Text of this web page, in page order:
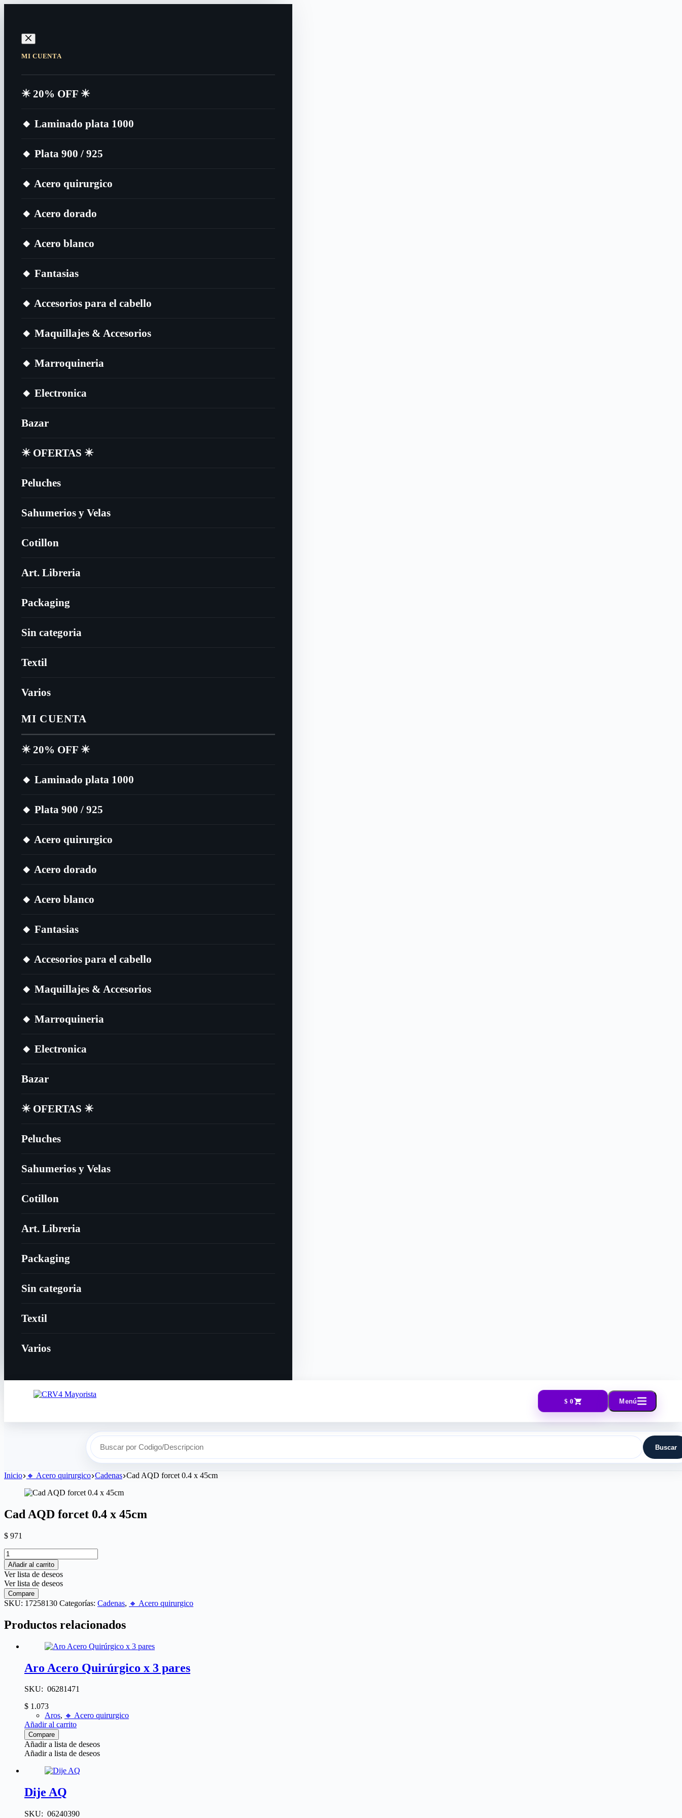
MI CUENTA
✴️​ 20% OFF ✴️​
🔸​ Laminado plata 1000
🔸​ Plata 900 / 925
🔸​ Acero quirurgico
🔸​ Acero dorado
🔸​ Acero blanco
🔸​ Fantasias
🔸​ Accesorios para el cabello
🔸​ Maquillajes & Accesorios
🔸​ Marroquineria
🔸​ Electronica
Bazar
✴️​ OFERTAS ✴️​
Peluches
Sahumerios y Velas
Cotillon
Art. Libreria
Packaging
Sin categoria
Textil
Varios
MI CUENTA
✴️​ 20% OFF ✴️​
🔸​ Laminado plata 1000
🔸​ Plata 900 / 925
🔸​ Acero quirurgico
🔸​ Acero dorado
🔸​ Acero blanco
🔸​ Fantasias
🔸​ Accesorios para el cabello
🔸​ Maquillajes & Accesorios
🔸​ Marroquineria
🔸​ Electronica
Bazar
✴️​ OFERTAS ✴️​
Peluches
Sahumerios y Velas
Cotillon
Art. Libreria
Packaging
Sin categoria
Textil
Varios
$ 0 Menú
Buscar por Codigo/Descripcion Buscar
Inicio 🔸​ Acero quirurgico Cadenas Cad AQD forcet 0.4 x 45cm
Cad AQD forcet 0.4 x 45cm
$ 971
Añadir al carrito
Ver lista de deseos
Ver lista de deseos
Compare
SKU: 17258130 Categorías: Cadenas, 🔸​ Acero quirurgico
Productos relacionados
Aro Acero Quirúrgico x 3 pares
SKU: 06281471
$ 1.073
Aros, 🔸​ Acero quirurgico
Añadir al carrito
Compare
Añadir a lista de deseos
Añadir a lista de deseos
Dije AQ
SKU: 06240390